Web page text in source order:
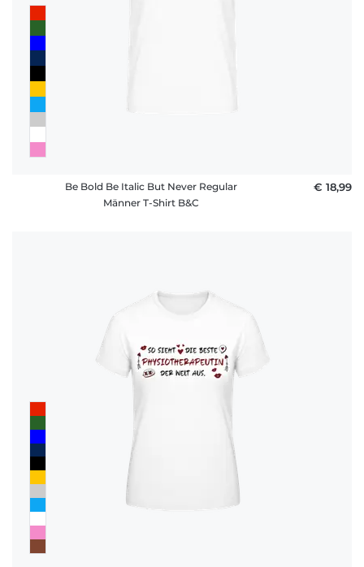
Be Bold Be Italic But Never Regular
Männer T-Shirt B&C
€ 18,99